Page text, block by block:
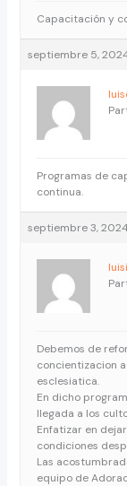
Capacitación y
septiembre 5,
Programas de
continua.
septiembre 3,
Debemos de
concientizacion
esclesiatica.
En dicho
llegada a los
Enfatizar en
condiciones
Las
equipo de